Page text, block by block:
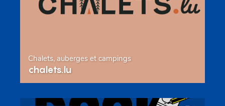
Chalets, auberges et campings
chalets.lu